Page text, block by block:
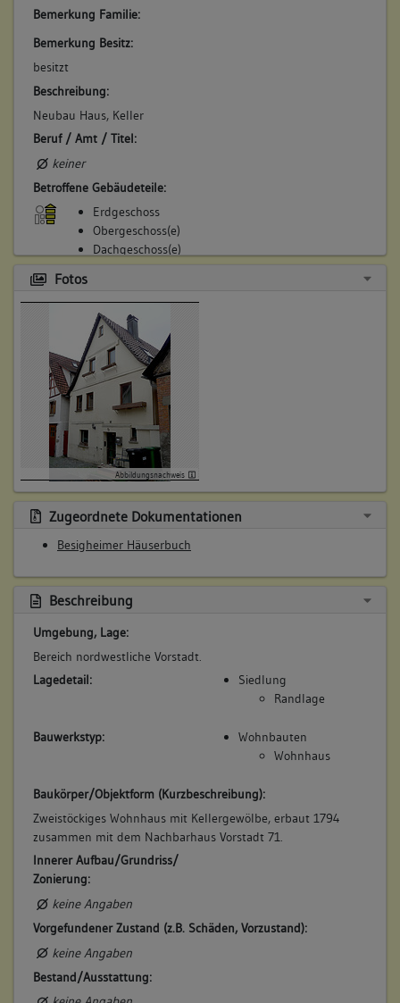
Bemerkung Familie:
Bemerkung Besitz:
besitzt
Beschreibung:
Neubau Haus, Keller
Beruf / Amt / Titel:
keiner
Betroffene Gebäudeteile:
Erdgeschoss
Obergeschoss(e)
Dachgeschoss(e)
Untergeschoss(e)
4. Besitzer:in:
(1818)
Bemerkung Familie:
Bemerkung Besitz:
besitzt
Beschreibung:
Haus, Keller
Beruf / Amt / Titel:
keiner
Betroffene Gebäudeteile:
Erdgeschoss
Dachgeschoss(e)
Untergeschoss(e)
5. Besitzer:in:
Bemerkung Familie:
Sohn des Jacob Joos
Bemerkung Besitz:
kauft von der Witwe Eisele
Beschreibung:
Haus, Keller
Beruf / Amt / Titel:
Weingärtner
Betroffene Gebäudeteile:
Fotos
Abbildungsnachweis
Zugeordnete Dokumentationen
Besigheimer Häuserbuch
Beschreibung
Umgebung, Lage:
Bereich nordwestliche Vorstadt.
Lagedetail:
Siedlung
Randlage
Bauwerkstyp:
Wohnbauten
Wohnhaus
Baukörper/Objektform (Kurzbeschreibung):
Zweistöckiges Wohnhaus mit Kellergewölbe, erbaut 1794
zusammen mit dem Nachbarhaus Vorstadt 71.
Innerer Aufbau/Grundriss/
Zonierung:
keine Angaben
Vorgefundener Zustand (z.B. Schäden, Vorzustand):
keine Angaben
Bestand/Ausstattung: